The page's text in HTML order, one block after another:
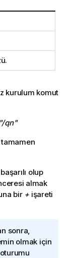
kurulum komut
qn"
tamamen
olup
almak
bir + işareti
sonra,
olmak için